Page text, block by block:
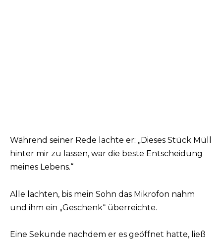
Während seiner Rede lachte er: „Dieses Stück Müll
hinter mir zu lassen, war die beste Entscheidung
meines Lebens.“
Alle lachten, bis mein Sohn das Mikrofon nahm
und ihm ein „Geschenk“ überreichte.
Eine Sekunde nachdem er es geöffnet hatte, ließ